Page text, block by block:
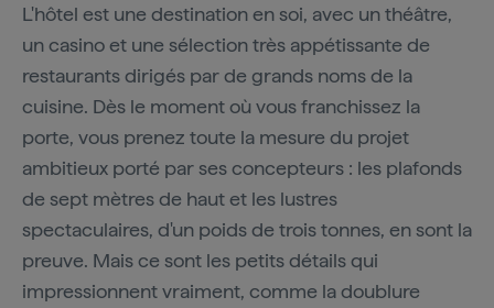
L'hôtel est une destination en soi, avec un théâtre,
un casino et une sélection très appétissante de
restaurants dirigés par de grands noms de la
cuisine. Dès le moment où vous franchissez la
porte, vous prenez toute la mesure du projet
ambitieux porté par ses concepteurs : les plafonds
de sept mètres de haut et les lustres
spectaculaires, d'un poids de trois tonnes, en sont la
preuve. Mais ce sont les petits détails qui
impressionnent vraiment, comme la doublure